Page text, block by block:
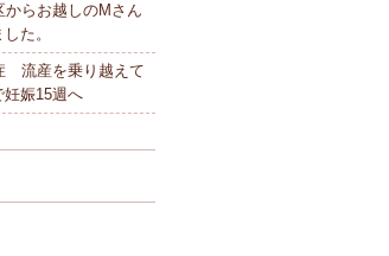
らお越しのMさん
た。
流産を乗り越えて
妊娠15週へ